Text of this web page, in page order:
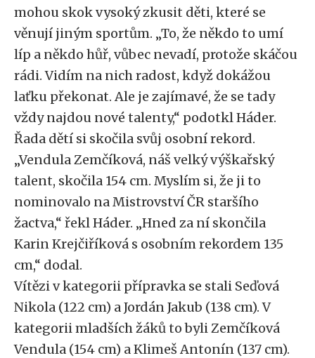
mohou skok vysoký zkusit děti, které se
věnují jiným sportům. „To, že někdo to umí
líp a někdo hůř, vůbec nevadí, protože skáčou
rádi. Vidím na nich radost, když dokážou
laťku překonat. Ale je zajímavé, že se tady
vždy najdou nové talenty,“ podotkl Háder.
Řada dětí si skočila svůj osobní rekord.
„Vendula Zemčíková, náš velký výškařský
talent, skočila 154 cm. Myslím si, že ji to
nominovalo na Mistrovství ČR staršího
žactva,“ řekl Háder. „Hned za ní skončila
Karin Krejčiříková s osobním rekordem 135
cm,“ dodal.
Vítězi v kategorii přípravka se stali Seďová
Nikola (122 cm) a Jordán Jakub (138 cm). V
kategorii mladších žáků to byli Zemčíková
Vendula (154 cm) a Klimeš Antonín (137 cm).